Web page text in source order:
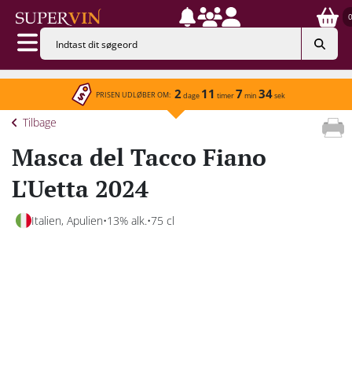
0
PRISEN UDLØBER OM: 2 dage 11 timer7 min 34sek
Tilbage
Masca del Tacco Fiano
L'Uetta 2024
Italien, Apulien 13% alk. 75 cl